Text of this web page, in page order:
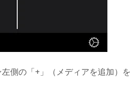
側の「+」（メディアを追加）を